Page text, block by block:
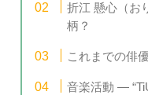
折江 懸心（お
柄？
これまでの俳
音楽活動 —